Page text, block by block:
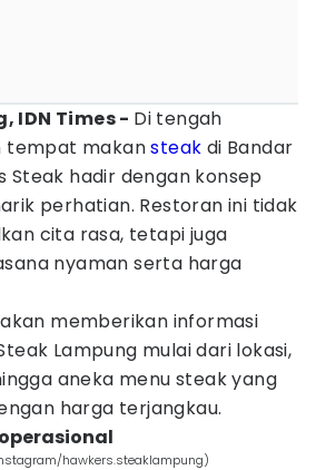
IDN Times - Di tengah
tempat makansteak di Bandar
Steak hadir dengan konsep
perhatian. Restoran ini tidak
cita rasa, tetapi juga
nyaman serta harga
memberikan informasi
Lampung mulai dari lokasi,
aneka menu steak yang
harga terjangkau.
hawkers.steaklampung)